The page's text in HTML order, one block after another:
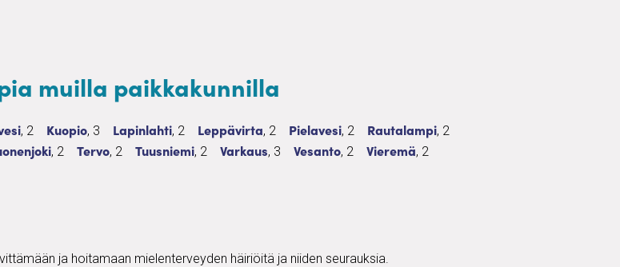
muilla paikkakunnilla
2 palvelua
, 2 Psykoterapia
Kuopio3 palvelua
, 3 Psykoterapia
Lapinlahti2 palvelua
, 2 Psykoterapia
Leppävirta2 palvelua
, 2 Psykoterapia
Pielavesi2 palvelua
, 2 Psykoterapia
Rautalampi2 palvelua
, 2
2 palvelua
, 2 Psykoterapia
Tervo2 palvelua
, 2 Psykoterapia
Tuusniemi2 palvelua
, 2 Psykoterapia
Varkaus 3 palvelua
, 3 Psykoterapia
Vesanto2 palvelua
, 2 Psykoterapia
Vieremä 2 palvelua
, 2
ja hoitamaan mielenterveyden häiriöitä ja niiden seurauksia.